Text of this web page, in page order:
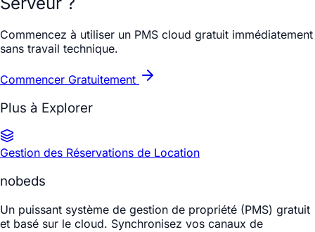
Commencez à utiliser un PMS cloud gratuit immédiatement
sans travail technique.
Commencer Gratuitement
Plus à Explorer
Gestion des Réservations de Location
nobeds
Un puissant système de gestion de propriété (PMS) gratuit
et basé sur le cloud. Synchronisez vos canaux de